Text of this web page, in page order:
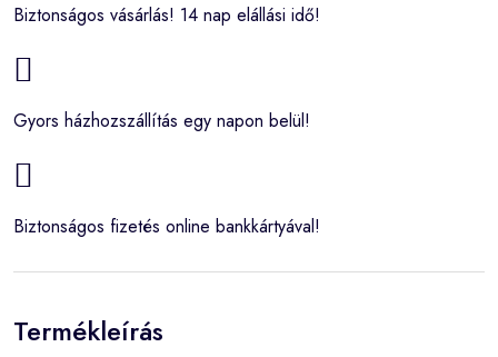
Biztonságos vásárlás! 14 nap elállási idő!
Gyors házhozszállítás egy napon belül!
Biztonságos fizetés online bankkártyával!
Termékleírás